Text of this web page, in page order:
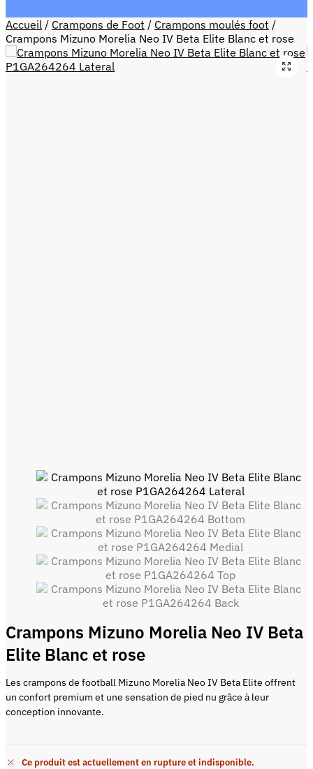
Accueil / Crampons de Foot / Crampons moulés foot /
Crampons Mizuno Morelia Neo IV Beta Elite Blanc et rose
Crampons Mizuno Morelia Neo IV Beta
Elite Blanc et rose
Les crampons de football Mizuno Morelia Neo IV Beta Elite offrent
un confort premium et une sensation de pied nu grâce à leur
conception innovante.
Ce produit est actuellement en rupture et indisponible.